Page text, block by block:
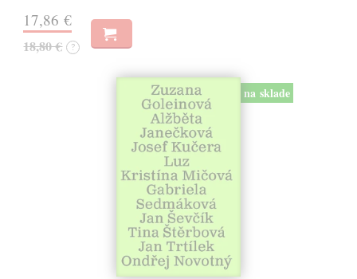
17,86 €
18,80 € ?
na sklade